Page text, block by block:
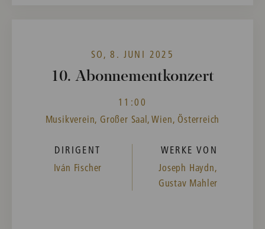
SO, 8. JUNI 2025
10. Abonnementkonzert
11:00
Musikverein, Großer Saal, Wien, Österreich
DIRIGENT
Iván Fischer
WERKE VON
Joseph Haydn,
Gustav Mahler